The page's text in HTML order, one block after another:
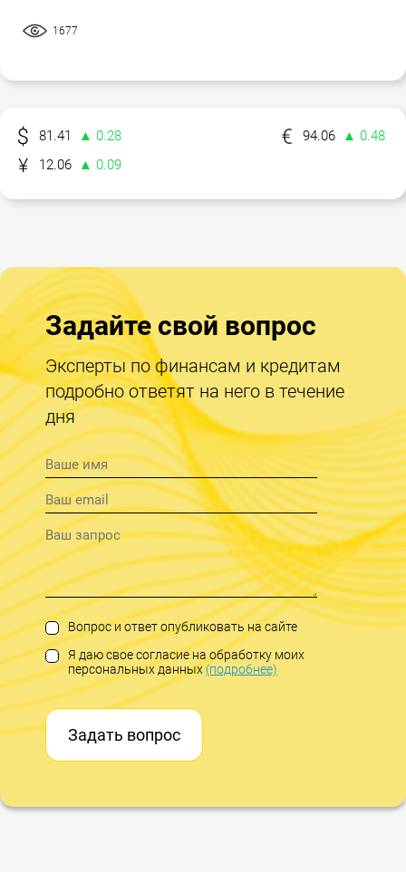
1677
81.41 ▲ 0.28 94.06
▲ 0.48
12.06
▲ 0.09
Задайте свой вопрос
Эксперты по финансам и кредитам
подробно ответят на него в течение
дня
Вопрос и ответ опубликовать на сайте
Я даю свое согласие на обработку моих
персональных данных(подробнее)
Задать вопрос